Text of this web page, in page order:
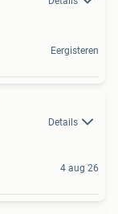
Eergisteren
Details
4 aug 26